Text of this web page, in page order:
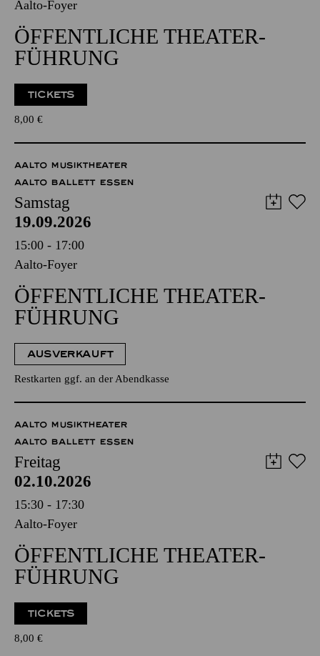
Aalto-Foyer
ÖFFENTLICHE THEATER­
FÜHRUNG
TICKETS
8,00 €
AALTO MUSIKTHEATER
AALTO BALLETT ESSEN
Samstag
19.09.2026
15:00 - 17:00
Aalto-Foyer
ÖFFENTLICHE THEATER­
FÜHRUNG
AUSVERKAUFT
Restkarten ggf. an der Abendkasse
AALTO MUSIKTHEATER
AALTO BALLETT ESSEN
Freitag
02.10.2026
15:30 - 17:30
Aalto-Foyer
ÖFFENTLICHE THEATER­
FÜHRUNG
TICKETS
8,00 €